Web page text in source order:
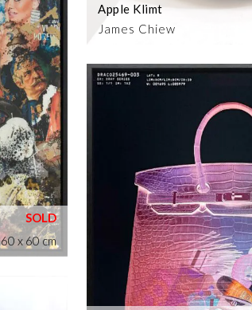
60 x 60 cm
James Chiew
Apple Klimt